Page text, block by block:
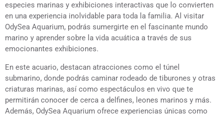
especies marinas y exhibiciones interactivas que lo convierten
en una experiencia inolvidable para toda la familia. Al visitar
OdySea Aquarium, podrás sumergirte en el fascinante mundo
marino y aprender sobre la vida acuática a través de sus
emocionantes exhibiciones.
En este acuario, destacan atracciones como el túnel
submarino, donde podrás caminar rodeado de tiburones y otras
criaturas marinas, así como espectáculos en vivo que te
permitirán conocer de cerca a delfines, leones marinos y más.
Además, OdySea Aquarium ofrece experiencias únicas como